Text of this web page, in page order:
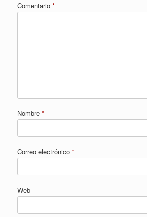
Comentario *
Nombre *
Correo electrónico *
Web